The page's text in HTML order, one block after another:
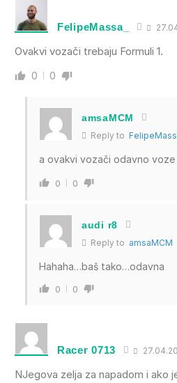
FelipeMassa_
Ovakvi vozači trebaju Formuli 1.
0 0
amsaMCM
Reply to
a ovakvi vozači odavno voze
0 0
audi r8
Reply to amsaMCM
Hahaha…baš tako…odavna
0 0
Racer 0713
NJegova zelja za napadom i ako